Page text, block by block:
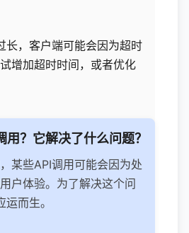
长，客户端可能会因为超时
增加超时时间，或者优化
？它解决了什么问题？
某些API调用可能会因为处
户体验。为了解决这个问
而生。